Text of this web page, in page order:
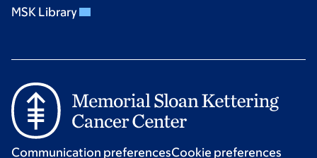
MSK Library
Communication preferencesCookie preferences